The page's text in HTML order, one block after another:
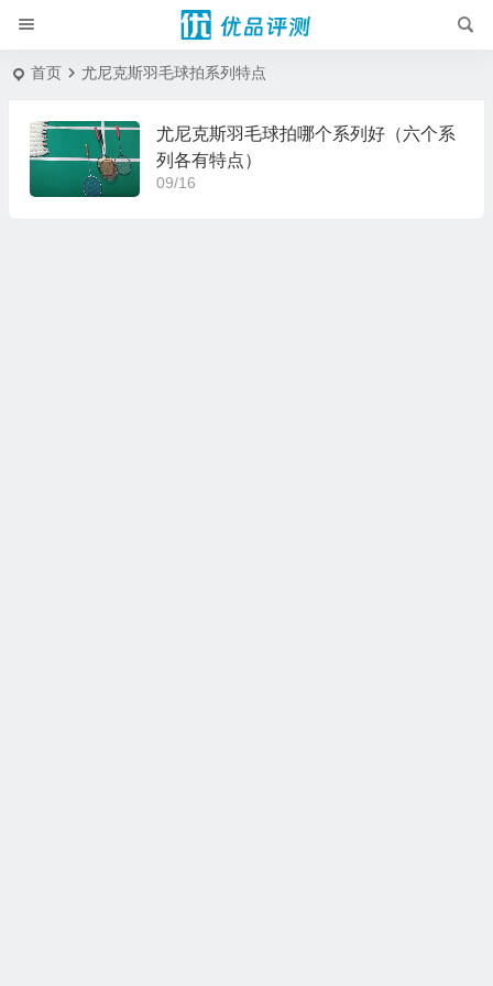
首页 尤尼克斯羽毛球拍系列特点
尤尼克斯羽毛球拍哪个系列好（六个系
列各有特点）
09/16